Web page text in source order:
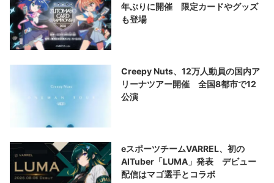
年ぶりに開催 限定カードやグッズ
も登場
Creepy Nuts、12万人動員の国内ア
リーナツアー開催 全国8都市で12
公演
eスポーツチームVARREL、初の
AITuber「LUMA」発表 デビュー
配信はマゴ選手とコラボ